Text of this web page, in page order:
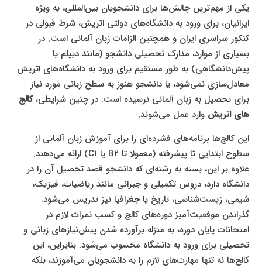
یکی از مهم‌ترین چالش‌ها برای دانشجویان بین‌المللی، به ویژه
ایرانیان، برای ورود به دانشگاه‌های دولتی اتریش، شرط قبولی در
کنکور سراسری ایران و همچنین الزامات زبان آلمانی است. در
بسیاری از موارد، مدارک تحصیلی دانشجو (مانند دیپلم یا
پیش‌دانشگاهی) به طور مستقیم برای ورود به دانشگاه‌های اتریش
معادل‌سازی نمی‌شود، یا دانشجو هنوز به سطح زبانی مورد نیاز
برای تحصیل به زبان آلمانی نرسیده است. در چنین شرایطی،کالج‌
های اتریش وارد عمل می‌شوند.
این کالج‌ها برنامه‌های فشرده‌ای را برای آموزش زبان آلمانی از
سطوح ابتدایی تا پیشرفته (معمولا تا B2 یا C1) ارائه می‌دهند.
علاوه بر این، بسته به رشته‌ای که دانشجو قصد تحصیل آن را در
دانشگاه دارد، دروس تکمیلی و جبرانی مانند ریاضیات، فیزیک،
شیمی، زیست‌شناسی، تاریخ یا جغرافیا نیز تدریس می‌شود.
گذراندن موفقیت‌آمیز دوره‌های کالج و کسب نمرات لازم در
امتحانات پایان دوره، به منزله برآورده شدن پیش‌نیازهای زبانی و
تحصیلی برای ورود به دانشگاه محسوب می‌شود. بنابراین، این
کالج‌ها نه تنها مهارت‌های لازم را به دانشجویان می‌آموزند، بلکه